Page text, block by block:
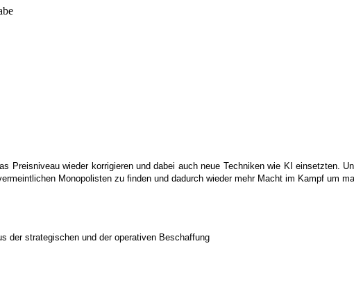
Preisniveau wieder korrigieren und dabei auch neue Techniken wie KI einsetzten.
Monopolisten zu finden und dadurch wieder mehr Macht im Kampf um
der strategischen und der operativen Beschaffung